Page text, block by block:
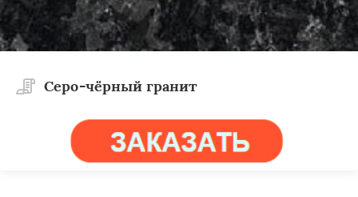
Дубровно Миоры Новолукомль
Сенно
Толочин Чашники
Cеро-чёрный гранит